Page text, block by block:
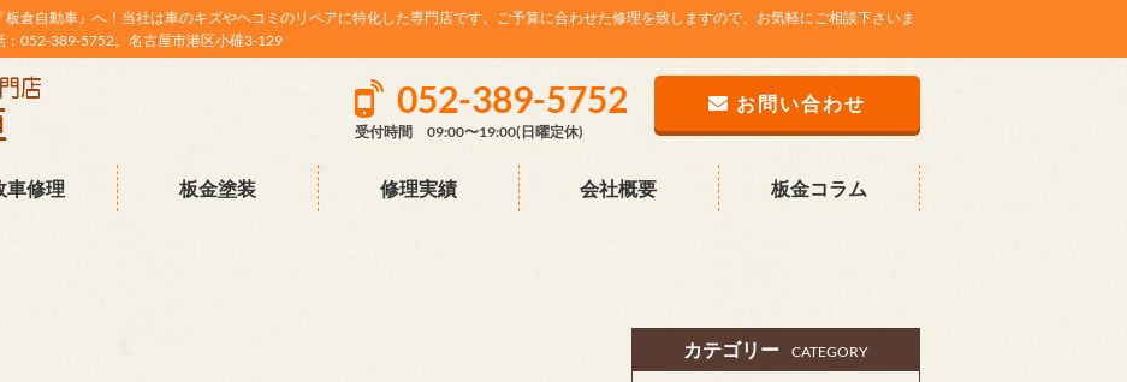
板倉自動車』へ！当社は車のキズやヘコミのリペアに特化した専門店です。ご予算に合わせた修理を致しますので、お気軽にご相談下さいま
052-389-5752。名古屋市港区小碓3-129
052-389-5752
受付時間 09:00〜19:00(日曜定休)
お問い合わせ
車修理 板金塗装 修理実績 会社概要 板金コラム
カテゴリー CATEGORY